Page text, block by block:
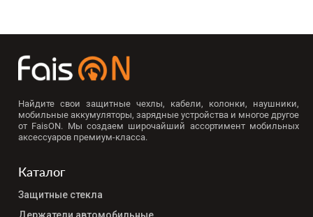
Найдите свои защитные чехлы, кабели, колонки, наушники,
мобильные аккумуляторы, зарядные устройства и многое другое
от FaisON. Мы создаем широчайший ассортимент мобильных
аксессуаров премиум-класса.
Каталог
Защитные стекла
Держатели автомобильные